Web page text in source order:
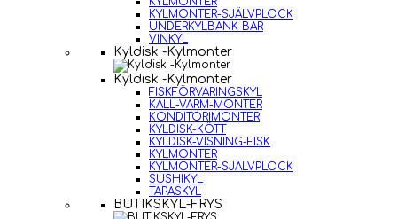
KYLMONTER-SJÄLVPLOCK
UNDERKYLBÄNK-BAR
VINKYL
Kyldisk -Kylmonter
Kyldisk -Kylmonter
FISKFÖRVARINGSKYL
KALL-VARM-MONTER
KONDITORIMONTER
KYLDISK-KÖTT
KYLDISK-VISNING-FISK
KYLMONTER
KYLMONTER-SJÄLVPLOCK
SUSHIKYL
TAPASKYL
BUTIKSKYL-FRYS